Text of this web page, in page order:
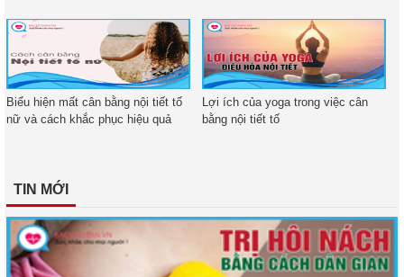
Biểu hiện mất cân bằng nội tiết tố
nữ và cách khắc phục hiệu quả
Lợi ích của yoga trong việc cân
bằng nội tiết tố
TIN MỚI